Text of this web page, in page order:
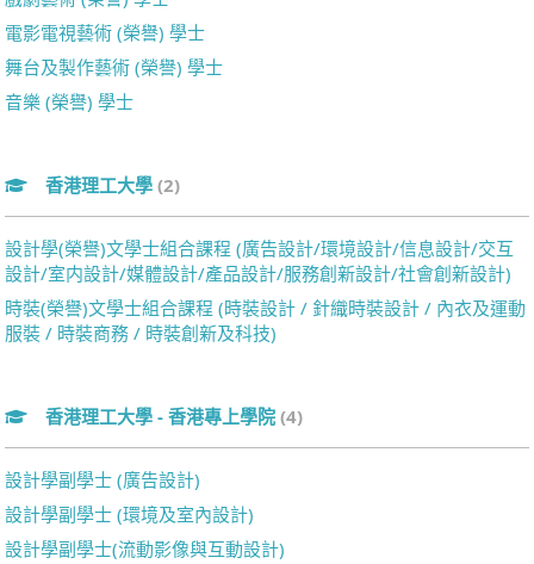
電影電視藝術 (榮譽) 學士
舞台及製作藝術 (榮譽) 學士
音樂 (榮譽) 學士
香港理工大學 (2)
設計學(榮譽)文學士組合課程 (廣告設計/環境設計/信息設計/交互
設計/室内設計/媒體設計/產品設計/服務創新設計/社會創新設計)
時裝(榮譽)文學士組合課程 (時裝設計 / 針織時裝設計 / 內衣及運動
服裝 / 時裝商務 / 時裝創新及科技)
香港理工大學 - 香港專上學院 (4)
設計學副學士 (廣告設計)
設計學副學士 (環境及室內設計)
設計學副學士(流動影像與互動設計)